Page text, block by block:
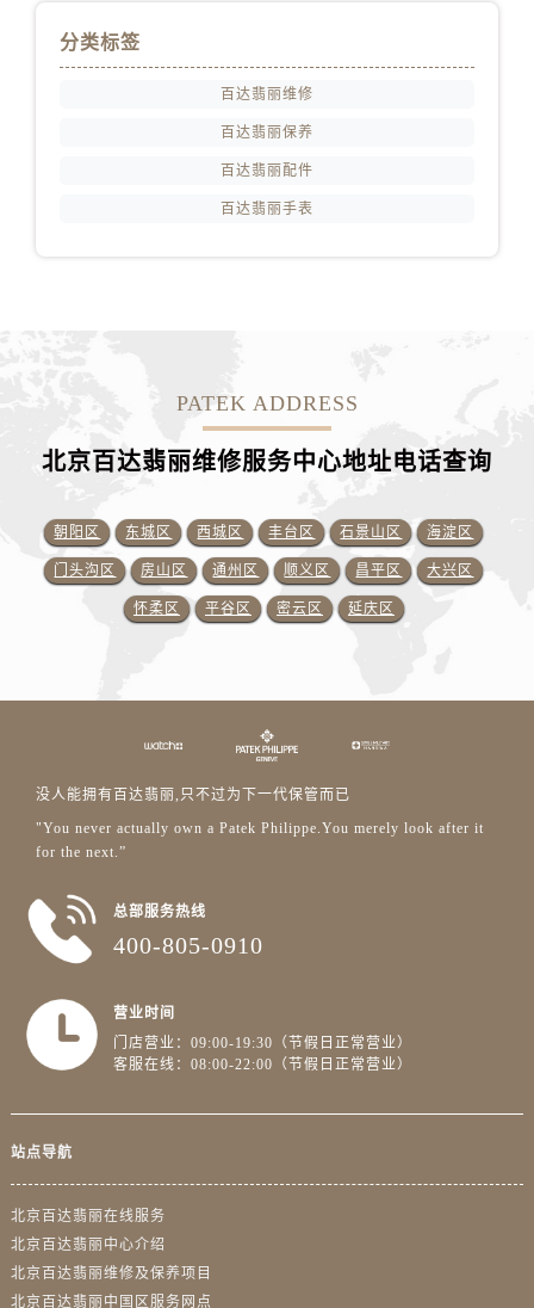
分类标签
百达翡丽维修
百达翡丽保养
百达翡丽配件
百达翡丽手表
PATEK ADDRESS
北京百达翡丽维修服务中心地址电话查询
朝阳区 东城区 西城区 丰台区 石景山区 海淀区
门头沟区 房山区 通州区 顺义区 昌平区 大兴区
怀柔区 平谷区 密云区 延庆区
没人能拥有百达翡丽,只不过为下一代保管而已
"You never actually own a Patek Philippe.You merely look after it
for the next.”
总部服务热线
400-805-0910
营业时间
门店营业：09:00-19:30（节假日正常营业）
客服在线：08:00-22:00（节假日正常营业）
站点导航
北京百达翡丽在线服务
北京百达翡丽中心介绍
北京百达翡丽维修及保养项目
北京百达翡丽中国区服务网点